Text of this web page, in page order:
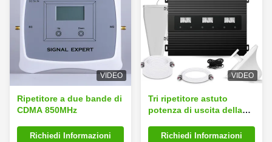
VIDEO
Ripetitore a due bande di
CDMA 850MHz
Richiedi Informazioni
VIDEO
Tri ripetitore astuto
potenza di uscita della
funzione di ALC AGC
Richiedi Informazioni